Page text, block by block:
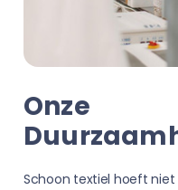
Onze
Schoon textiel hoeft